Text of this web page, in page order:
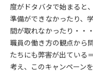
度がドタバタで始まると
準備ができなかったり、
間が取れなかったり・・
職員の働き方の観点から
たちにも弊害が出ている
考え、このキャンペーン